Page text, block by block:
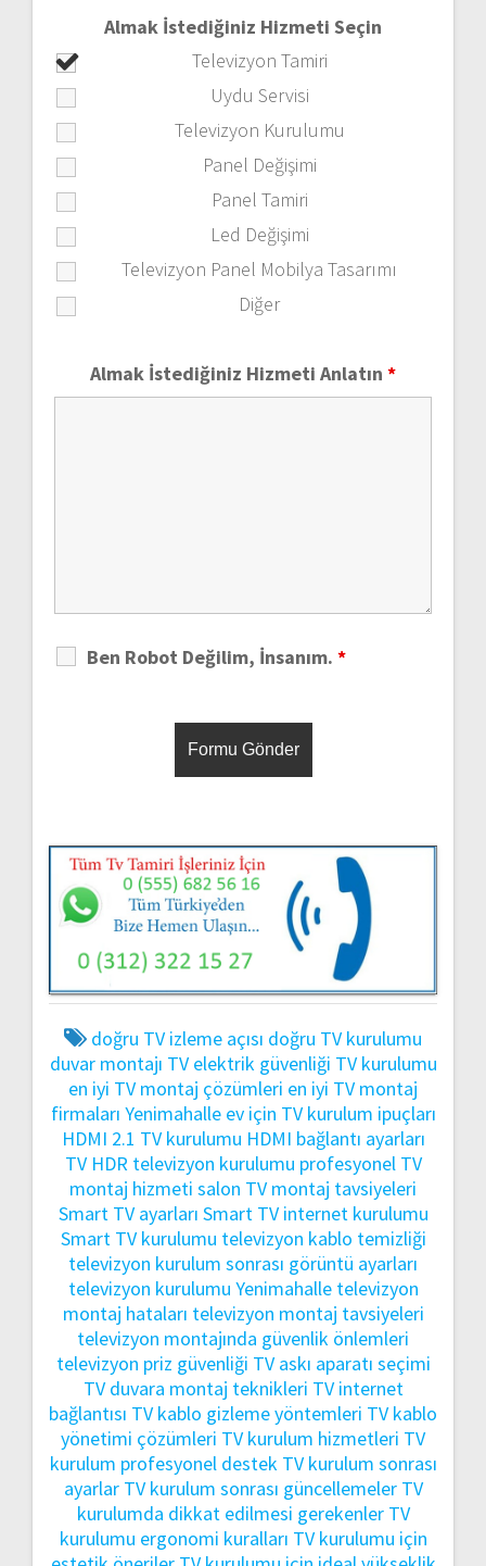
Almak İstediğiniz Hizmeti Seçin
Televizyon Tamiri
Uydu Servisi
Televizyon Kurulumu
Panel Değişimi
Panel Tamiri
Led Değişimi
Televizyon Panel Mobilya Tasarımı
Diğer
Almak İstediğiniz Hizmeti Anlatın *
Ben Robot Değilim, İnsanım. *
doğru TV izleme açısı doğru TV kurulumu
duvar montajı TV elektrik güvenliği TV kurulumu
en iyi TV montaj çözümleri en iyi TV montaj
firmaları Yenimahalle ev için TV kurulum ipuçları
HDMI 2.1 TV kurulumu HDMI bağlantı ayarları
TV HDR televizyon kurulumu profesyonel TV
montaj hizmeti salon TV montaj tavsiyeleri
Smart TV ayarları Smart TV internet kurulumu
Smart TV kurulumu televizyon kablo temizliği
televizyon kurulum sonrası görüntü ayarları
televizyon kurulumu Yenimahalle televizyon
montaj hataları televizyon montaj tavsiyeleri
televizyon montajında güvenlik önlemleri
televizyon priz güvenliği TV askı aparatı seçimi
TV duvara montaj teknikleri TV internet
bağlantısı TV kablo gizleme yöntemleri TV kablo
yönetimi çözümleri TV kurulum hizmetleri TV
kurulum profesyonel destek TV kurulum sonrası
ayarlar TV kurulum sonrası güncellemeler TV
kurulumda dikkat edilmesi gerekenler TV
kurulumu ergonomi kuralları TV kurulumu için